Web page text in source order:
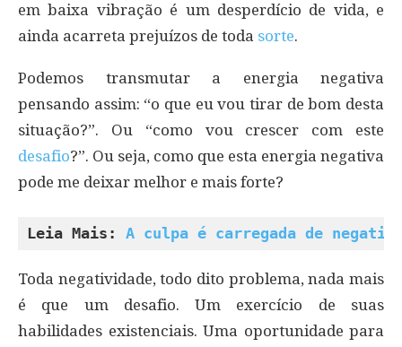
em baixa vibração é um desperdício de vida, e
ainda acarreta prejuízos de toda sorte.
Podemos transmutar a energia negativa
pensando assim: “o que eu vou tirar de bom desta
situação?”. Ou “como vou crescer com este
desafio?”. Ou seja, como que esta energia negativa
pode me deixar melhor e mais forte?
Leia Mais: A culpa é carregada de
Toda negatividade, todo dito problema, nada mais
é que um desafio. Um exercício de suas
habilidades existenciais. Uma oportunidade para